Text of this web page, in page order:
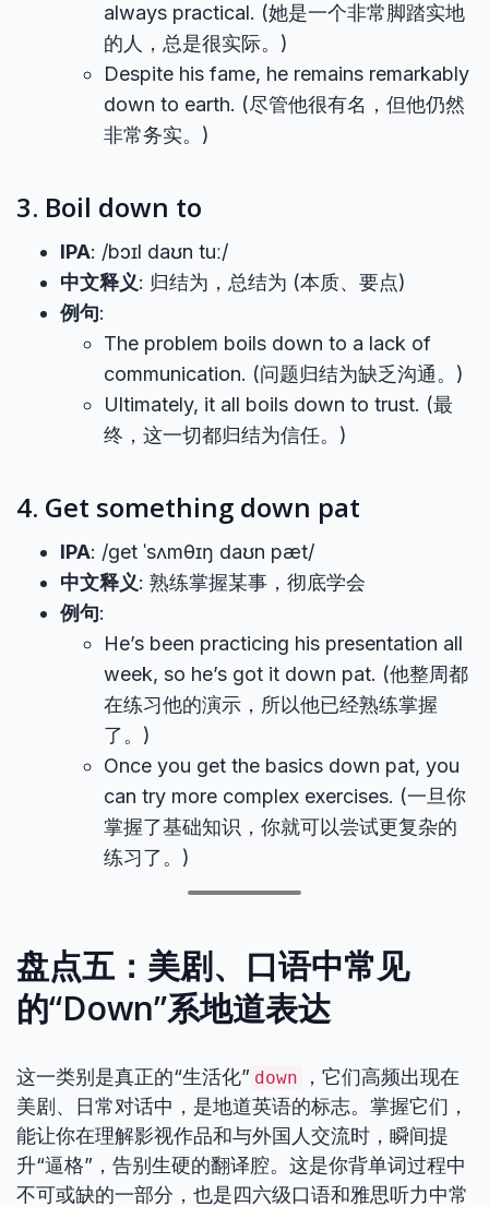
always practical. (她是一个非常脚踏实地
的人，总是很实际。)
Despite his fame, he remains remarkably
down to earth. (尽管他很有名，但他仍然
非常务实。)
3. Boil down to
IPA: /bɔɪl daʊn tuː/
中文释义: 归结为，总结为 (本质、要点)
例句:
The problem boils down to a lack of
communication. (问题归结为缺乏沟通。)
Ultimately, it all boils down to trust. (最
终，这一切都归结为信任。)
4. Get something down pat
IPA: /ɡet ˈsʌmθɪŋ daʊn pæt/
中文释义: 熟练掌握某事，彻底学会
例句:
He’s been practicing his presentation all
week, so he’s got it down pat. (他整周都
在练习他的演示，所以他已经熟练掌握
了。)
Once you get the basics down pat, you
can try more complex exercises. (一旦你
掌握了基础知识，你就可以尝试更复杂的
练习了。)
盘点五：美剧、口语中常见
的“Down”系地道表达
这一类别是真正的“生活化” down
，它们高频出现在
美剧、日常对话中，是地道英语的标志。掌握它们，
能让你在理解影视作品和与外国人交流时，瞬间提
升“逼格”，告别生硬的翻译腔。这是你背单词过程中
不可或缺的一部分，也是四六级口语和雅思听力中常